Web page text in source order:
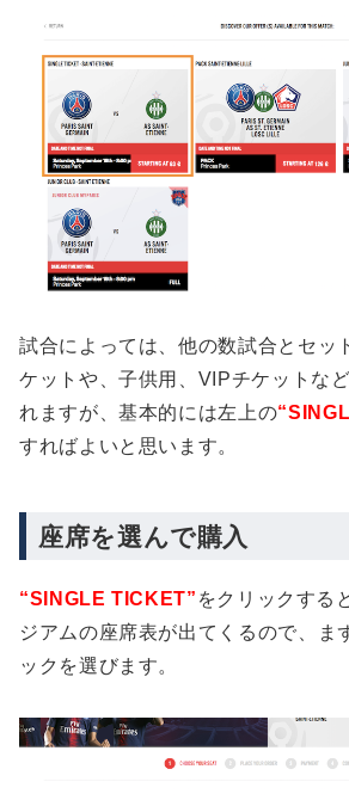
試合によっては、他の数試合とセッ
ケットや、子供用、VIPチケットな
れますが、基本的には左上の
すればよいと思います。
座席を選んで購入
“SINGLE TICKET” をクリックする
ジアムの座席表が出てくるので、ま
ックを選びます。